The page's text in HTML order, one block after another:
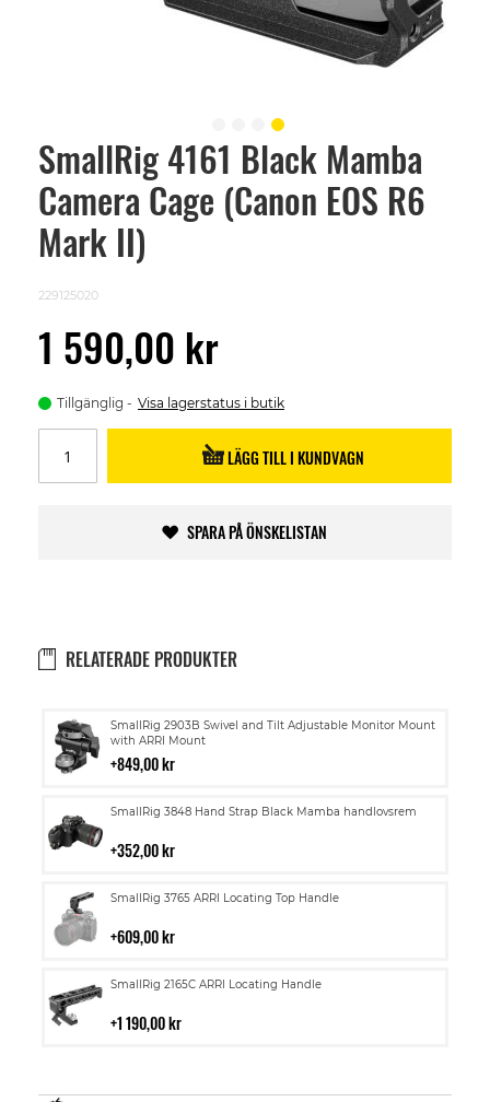
SmallRig 4161 Black Mamba
Camera Cage (Canon EOS R6
Mark II)
229125020
1 590,00 kr
Tillgänglig Visa lagerstatus i butik
LÄGG TILL I KUNDVAGN
SPARA PÅ ÖNSKELISTAN
RELATERADE PRODUKTER
SmallRig 2903B Swivel and Tilt Adjustable Monitor Mount
with ARRI Mount
849,00 kr
Lägg
till
i
SmallRig 3848 Hand Strap Black Mamba handlovsrem
352,00 kr
Lägg
i
SmallRig 3765 ARRI Locating Top Handle
609,00 kr
Lägg
i
SmallRig 2165C ARRI Locating Handle
1 190,00 kr
Lägg
i
Skip
beginning
images